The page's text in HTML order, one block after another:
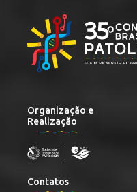
Organização e
Realização
Contatos